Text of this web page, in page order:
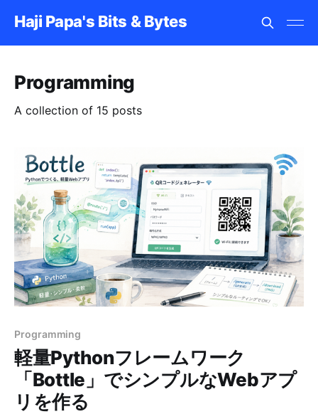
Haji Papa's Bits & Bytes
Programming
A collection of 15 posts
Programming
軽量Pythonフレームワーク
「Bottle」でシンプルなWebアプ
リを作る